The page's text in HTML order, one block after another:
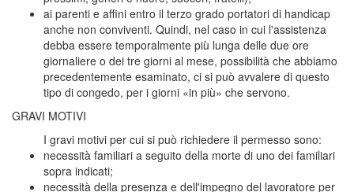
ai parenti e affini entro il terzo grado portatori di handicap
anche non conviventi. Quindi, nel caso in cui l'assistenza
debba essere temporalmente più lunga delle due ore
giornaliere o dei tre giorni al mese, possibilità che abbiamo
precedentemente esaminato, ci si può avvalere di questo
tipo di congedo, per i giorni «in più» che servono.
GRAVI MOTIVI
I gravi motivi per cui si può richiedere il permesso sono:
necessità familiari a seguito della morte di uno dei familiari
sopra indicati;
necessità della presenza e dell'impegno del lavoratore per